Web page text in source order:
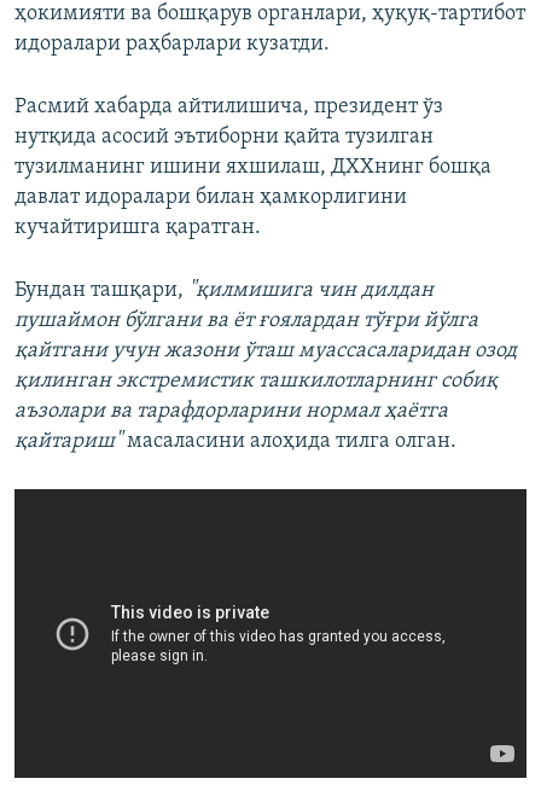
ҳокимияти ва бошқарув органлари, ҳуқуқ-тартибот
идоралари раҳбарлари кузатди.
Расмий хабарда айтилишича, президент ўз
нутқида асосий эътиборни қайта тузилган
тузилманинг ишини яхшилаш, ДХХнинг бошқа
давлат идоралари билан ҳамкорлигини
кучайтиришга қаратган.
Бундан ташқари, "қилмишига чин дилдан
пушаймон бўлгани ва ёт ғоялардан тўғри йўлга
қайтгани учун жазони ўташ муассасаларидан озод
қилинган экстремистик ташкилотларнинг собиқ
аъзолари ва тарафдорларини нормал ҳаётга
қайтариш"масаласини алоҳида тилга олган.